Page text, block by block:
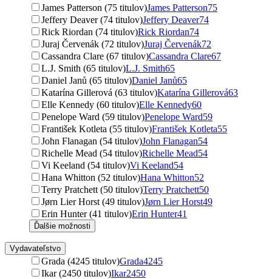
James Patterson (75 titulov)James Patterson75
Jeffery Deaver (74 titulov)Jeffery Deaver74
Rick Riordan (74 titulov)Rick Riordan74
Juraj Červenák (72 titulov)Juraj Červenák72
Cassandra Clare (67 titulov)Cassandra Clare67
L.J. Smith (65 titulov)L.J. Smith65
Daniel Janů (65 titulov)Daniel Janů65
Katarína Gillerová (63 titulov)Katarína Gillerová63
Elle Kennedy (60 titulov)Elle Kennedy60
Penelope Ward (59 titulov)Penelope Ward59
František Kotleta (55 titulov)František Kotleta55
John Flanagan (54 titulov)John Flanagan54
Richelle Mead (54 titulov)Richelle Mead54
Vi Keeland (54 titulov)Vi Keeland54
Hana Whitton (52 titulov)Hana Whitton52
Terry Pratchett (50 titulov)Terry Pratchett50
Jørn Lier Horst (49 titulov)Jørn Lier Horst49
Erin Hunter (41 titulov)Erin Hunter41
Ďalšie možnosti
Vydavateľstvo
Grada (4245 titulov)Grada4245
Ikar (2450 titulov)Ikar2450